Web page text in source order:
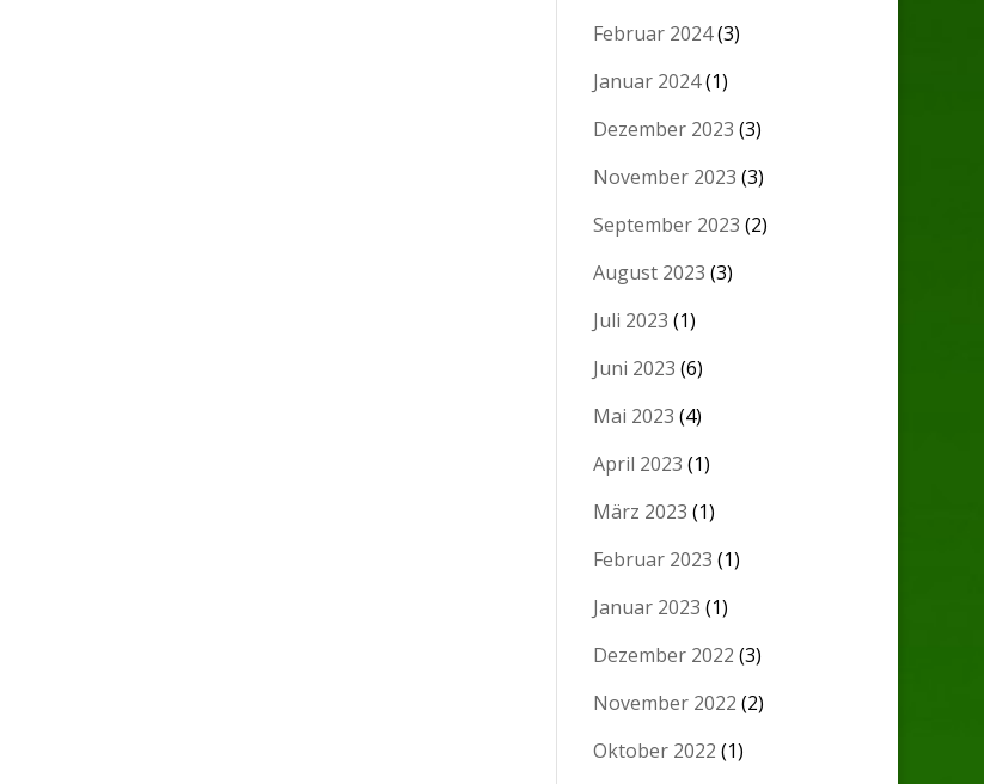
Februar 2024(3)
Januar 2024(1)
Dezember 2023 (3)
November 2023 (3)
September 2023 (2)
August 2023 (3)
Juli 2023 (1)
Juni 2023 (6)
Mai 2023 (4)
April 2023 (1)
März 2023 (1)
Februar 2023 (1)
Januar 2023 (1)
Dezember 2022 (3)
November 2022 (2)
Oktober 2022 (1)